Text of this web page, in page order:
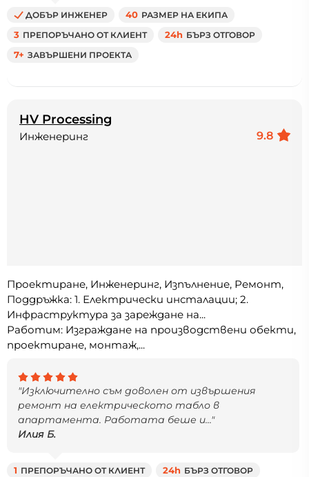
ДОБЪР ИНЖЕНЕР 40 РАЗМЕР НА ЕКИПА
3 ПРЕПОРЪЧАНО ОТ КЛИЕНТ 24h БЪРЗ ОТГОВОР
7+ ЗАВЪРШЕНИ ПРОЕКТА
HV Processing
9.8
Инженеринг
Проектиране, Инженеринг, Изпълнение, Ремонт,
Поддръжка: 1. Електрически инсталации; 2.
Инфраструктура за зареждане на...
Работим: Изграждане на производствени обекти,
проектиране, монтаж,...
"Изключително съм доволен от извършения
ремонт на електрическото табло в
апартамента. Работата беше и..."
Илия Б.
1 ПРЕПОРЪЧАНО ОТ КЛИЕНТ 24h БЪРЗ ОТГОВОР